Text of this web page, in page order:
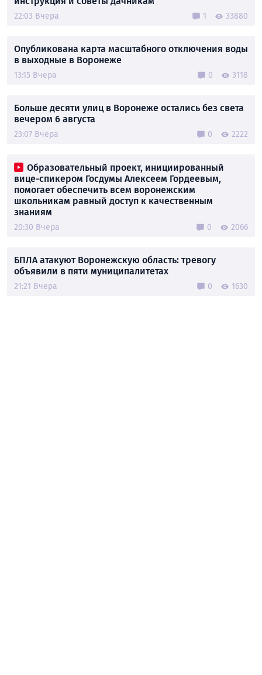
22:03 Вчера 1 33880
Опубликована карта масштабного отключения воды
в выходные в Воронеже
13:15 Вчера 0 3118
Больше десяти улиц в Воронеже остались без света
вечером 6 августа
23:07 Вчера 0 2222
Образовательный проект, инициированный
вице-спикером Госдумы Алексеем Гордеевым,
помогает обеспечить всем воронежским
школьникам равный доступ к качественным
знаниям
20:30 Вчера 0 2066
БПЛА атакуют Воронежскую область: тревогу
объявили в пяти муниципалитетах
21:21 Вчера 0 1630